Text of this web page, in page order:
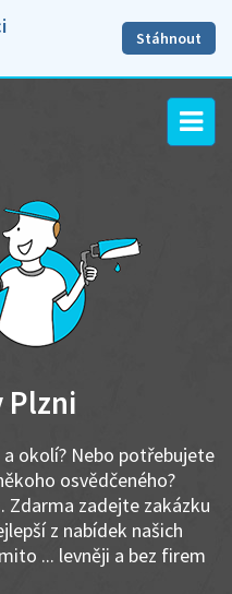
Stáhnout
Plzni
okolí? Nebo potřebujete
osvědčeného?
Zdarma zadejte zakázku
z nabídek našich
... levněji a bez firem